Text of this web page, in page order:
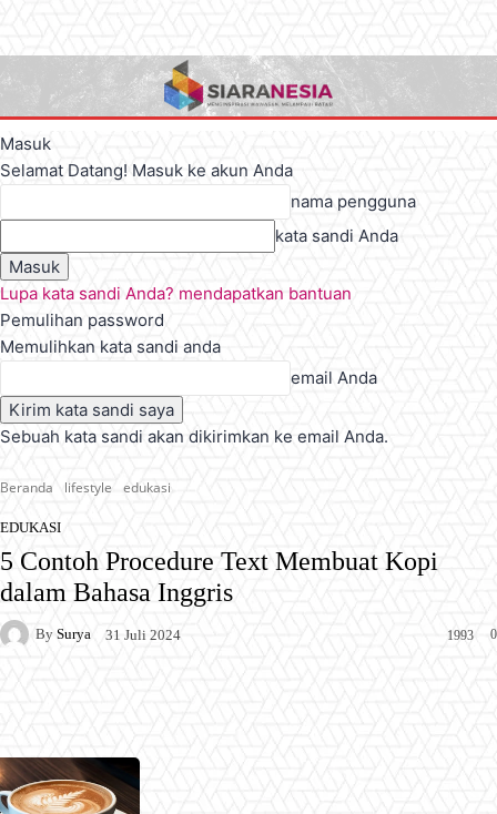
Masuk
Selamat Datang! Masuk ke akun Anda
nama pengguna
kata sandi Anda
Lupa kata sandi Anda? mendapatkan bantuan
Pemulihan password
Memulihkan kata sandi anda
email Anda
Sebuah kata sandi akan dikirimkan ke email Anda.
Beranda lifestyle edukasi
EDUKASI
5 Contoh Procedure Text Membuat Kopi
dalam Bahasa Inggris
By Surya 31 Juli 2024 0
1993